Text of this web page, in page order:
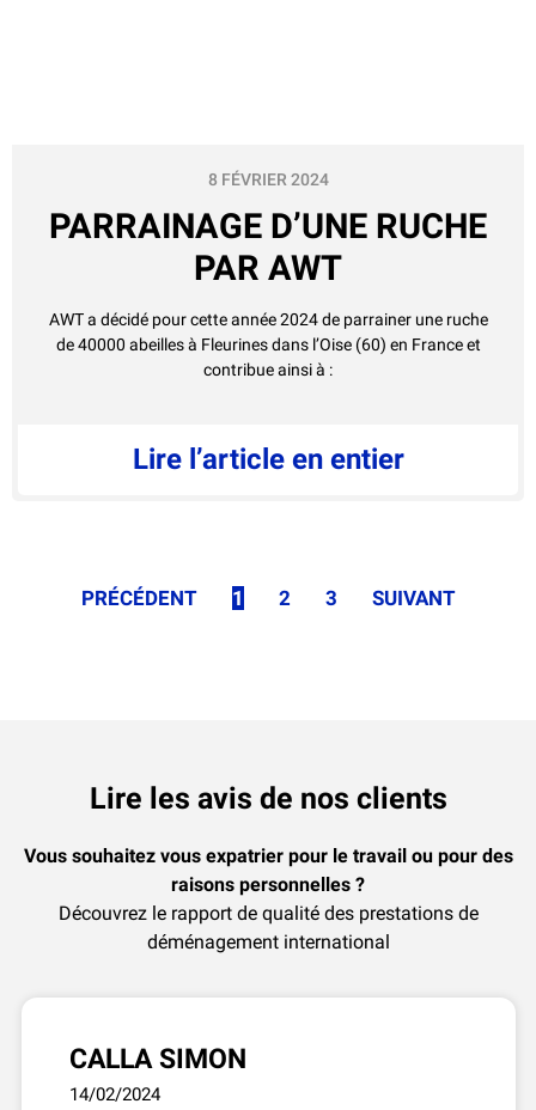
PARRAINAGE D’UNE RUCHE
PAR AWT
8 FÉVRIER 2024
AWT a décidé pour cette année 2024 de parrainer une ruche
de 40000 abeilles à Fleurines dans l’Oise (60) en France et
contribue ainsi à :
Lire l’article en entier
PRÉCÉDENT 1 2 3 SUIVANT
Lire les avis de nos clients
Vous souhaitez vous expatrier pour le travail ou pour des
raisons personnelles ?
Découvrez le rapport de qualité des prestations de
déménagement international
CALLA SIMON
14/02/2024